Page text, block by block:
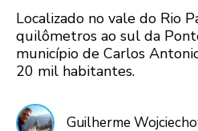
Localizado no vale do Rio
quilômetros ao sul da
município de Carlos
20 mil habitantes.
Guilherme